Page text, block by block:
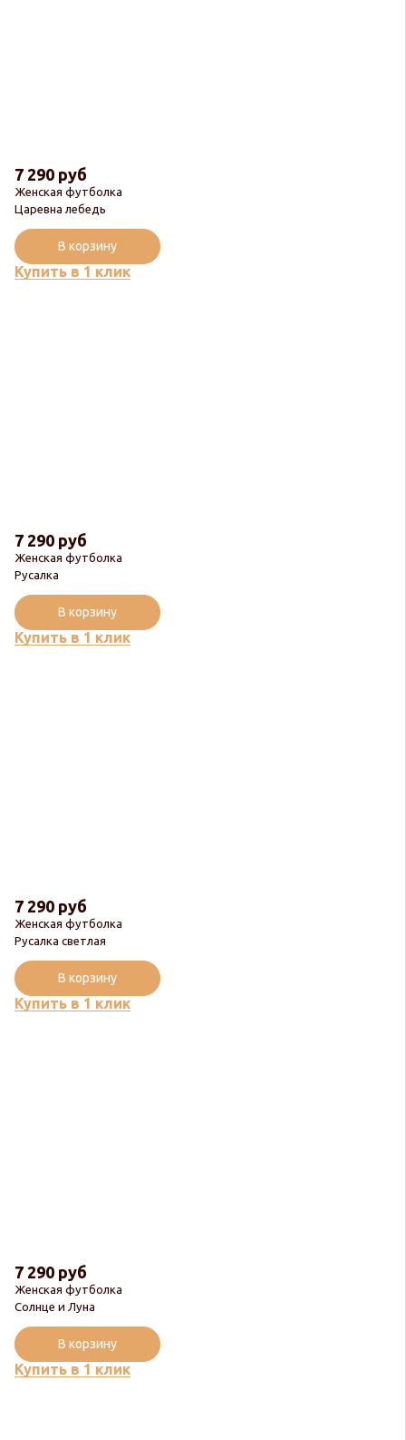
Женская футболка
Царевна лебедь
7 290 руб
Купить в 1 клик
В корзину
Женская футболка
Русалка
7 290 руб
Купить в 1 клик
В корзину
Женская футболка
Русалка светлая
7 290 руб
Купить в 1 клик
В корзину
Женская футболка
Солнце и Луна
7 290 руб
Купить в 1 клик
В корзину